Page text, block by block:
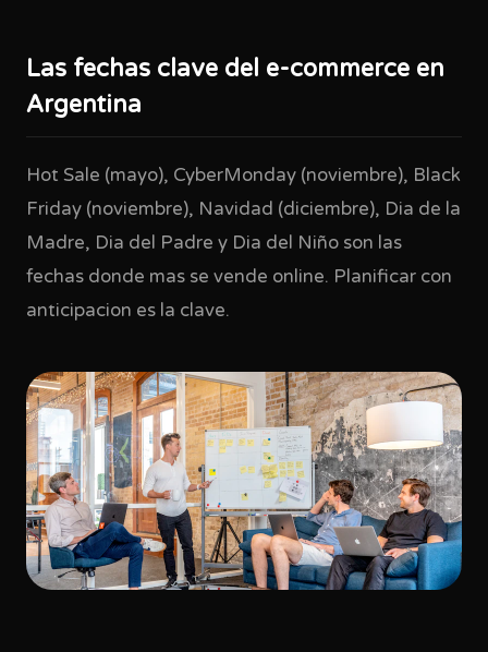
Las fechas clave del e-commerce en
Argentina
Hot Sale (mayo), CyberMonday (noviembre), Black
Friday (noviembre), Navidad (diciembre), Dia de la
Madre, Dia del Padre y Dia del Niño son las
fechas donde mas se vende online. Planificar con
anticipacion es la clave.